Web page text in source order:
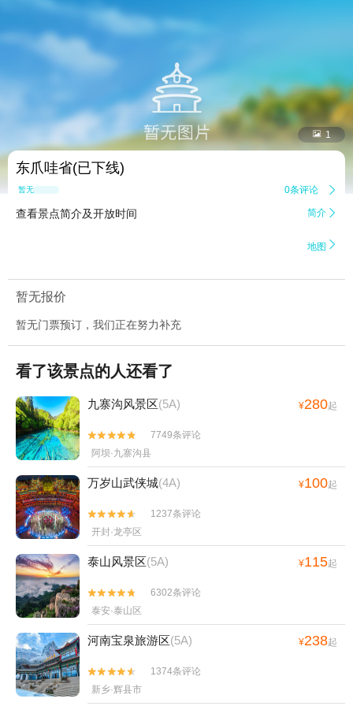
 1
东爪哇省(已下线)
暂无点评 0条评论 
查看景点简介及开放时间 简介 
地图 
暂无报价
暂无门票预订，我们正在努力补充
看了该景点的人还看了
九寨沟风景区(5A) ¥280起


7749条评论
阿坝·九寨沟县
万岁山武侠城(4A) ¥100起


1237条评论
开封·龙亭区
泰山风景区(5A) ¥115起


6302条评论
泰安·泰山区
河南宝泉旅游区(5A) ¥238起


1374条评论
新乡·辉县市